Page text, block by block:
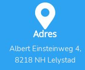

Adres
Albert Einsteinweg 4,
8218 NH Lelystad